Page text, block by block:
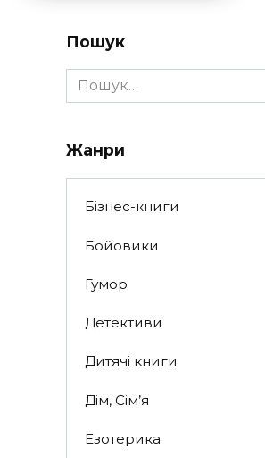
Пошук
Search
for:
Жанри
Бізнес-книги
Бойовики
Гумор
Детективи
Дитячі книги
Дім, Сім’я
Езотерика